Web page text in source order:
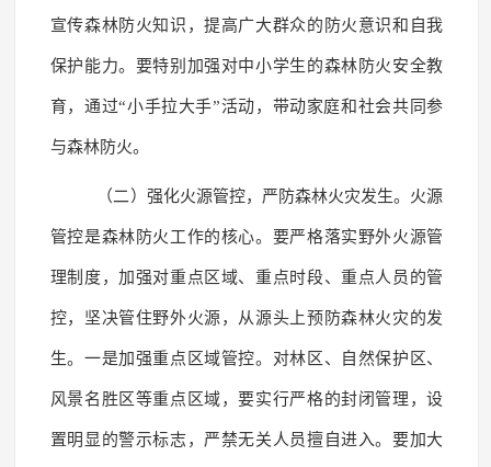
宣传森林防火知识，提高广大群众的防火意识和自我
保护能力。要特别加强对中小学生的森林防火安全教
育，通过“小手拉大手”活动，带动家庭和社会共同参
与森林防火。
（二）强化火源管控，严防森林火灾发生。火源
管控是森林防火工作的核心。要严格落实野外火源管
理制度，加强对重点区域、重点时段、重点人员的管
控，坚决管住野外火源，从源头上预防森林火灾的发
生。一是加强重点区域管控。对林区、自然保护区、
风景名胜区等重点区域，要实行严格的封闭管理，设
置明显的警示标志，严禁无关人员擅自进入。要加大